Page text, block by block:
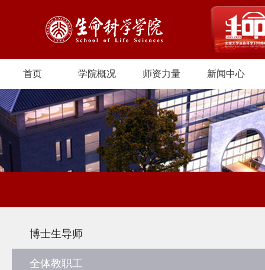
首页 学院概况 师资力量 新闻中心
博士生导师
全体教职工